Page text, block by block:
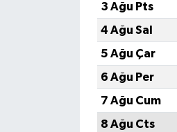
3 Ağu Pts
4 Ağu Sal
5 Ağu Çar
6 Ağu Per
7 Ağu Cum
8 Ağu Cts